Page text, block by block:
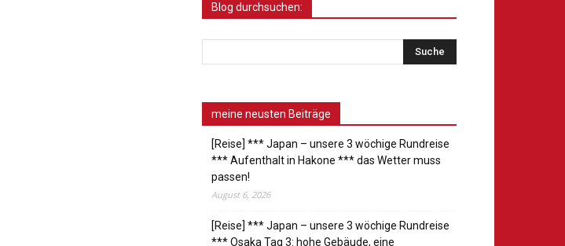
Blog durchsuchen:
meine neusten Beiträge
[Reise] *** Japan – unsere 3 wöchige Rundreise
*** Aufenthalt in Hakone *** das Wetter muss
passen!
August 6, 2026
[Reise] *** Japan – unsere 3 wöchige Rundreise
*** Osaka Tag 3: hohe Gebäude, eine